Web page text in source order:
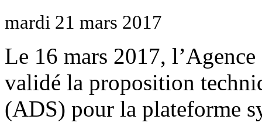
mardi 21 mars 2017
Le 16 mars 2017,
validé la proposition
(ADS) pour la plateforme